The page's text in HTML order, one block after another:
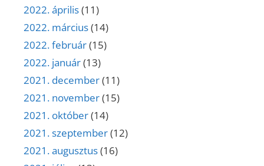
2022. április(11)
2022. március(14)
2022. február(15)
2022. január(13)
2021. december(11)
2021. november(15)
2021. október(14)
2021. szeptember(12)
2021. augusztus(16)